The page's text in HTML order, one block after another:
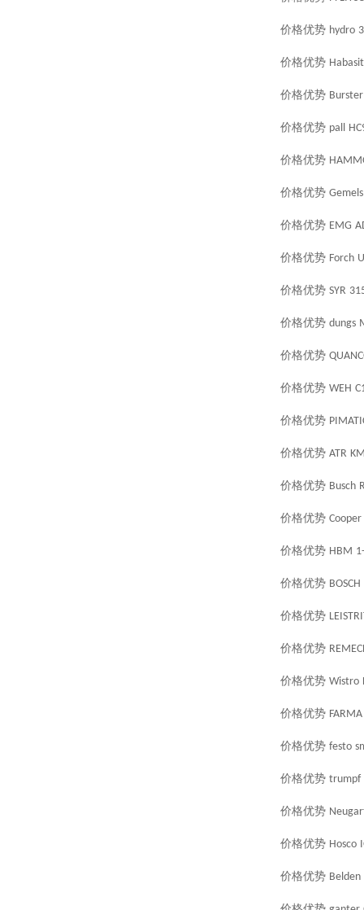
价格优势 hydro
价格优势 Habasit
价格优势 Burster
价格优势 pall
价格优势
价格优势 Gemels
价格优势 EMG
价格优势 Forch
价格优势 SYR
价格优势 dungs
价格优势
价格优势 WEH
价格优势
价格优势 ATR
价格优势 Busch
价格优势 Cooper
价格优势 HBM
价格优势 BOSCH
价格优势
价格优势
价格优势 Wistro
价格优势 FARMA
价格优势 festo
价格优势 trumpf
价格优势
价格优势 Hosco
价格优势 Belden